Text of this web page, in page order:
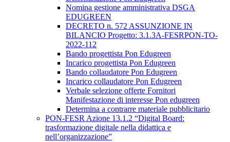
Nomina gestione amministrativa DSGA
EDUGREEN
DECRETO n. 572 ASSUNZIONE IN
BILANCIO Progetto: 3.1.3A-FESRPON-TO-
2022-112
Bando progettista Pon Edugreen
Incarico progettista Pon Edugreen
Bando collaudatore Pon Edugreen
Incarico collaudatore Pon Edugreen
Verbale selezione offerte Fornitori
Manifestazione di interesse Pon edugreen
Determina a contrarre materiale pubblicitario
PON-FESR Azione 13.1.2 “Digital Board:
trasformazione digitale nella didattica e
nell’organizzazione”